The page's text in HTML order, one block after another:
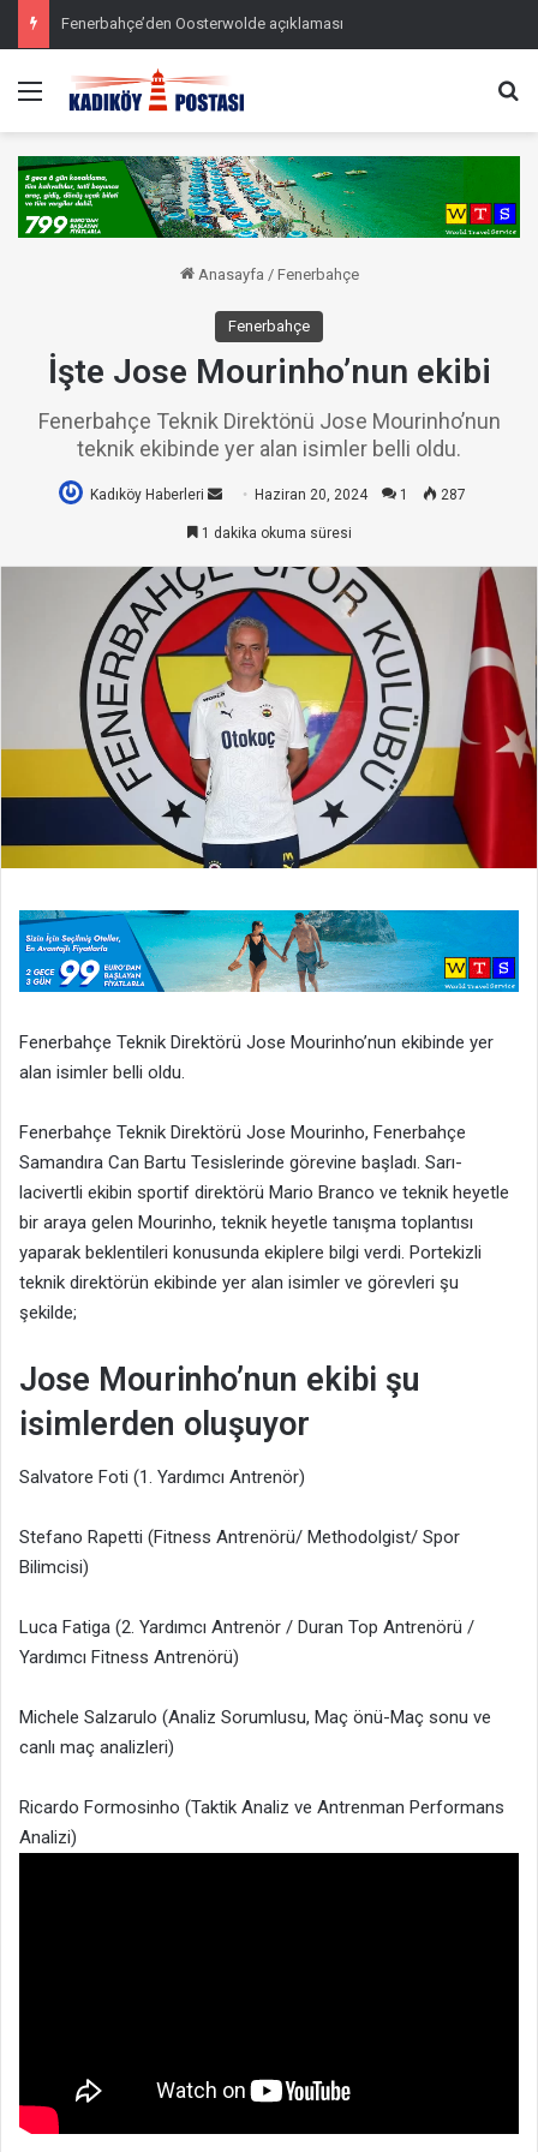
Fenerbahçe’den Oosterwolde açıklaması
Menü
Anasayfa / Fenerbahçe
Fenerbahçe
İşte Jose Mourinho’nun ekibi
Fenerbahçe Teknik Direktönü Jose Mourinho’nun
teknik ekibinde yer alan isimler belli oldu.
Kadıköy Haberleri
Bir
e-
göndermek
Haziran 20, 2024 1 287
1 dakika okuma süresi
Fenerbahçe Teknik Direktörü Jose Mourinho’nun ekibinde yer
alan isimler belli oldu.
Fenerbahçe Teknik Direktörü Jose Mourinho, Fenerbahçe
Samandıra Can Bartu Tesislerinde görevine başladı. Sarı-
lacivertli ekibin sportif direktörü Mario Branco ve teknik heyetle
bir araya gelen Mourinho, teknik heyetle tanışma toplantısı
yaparak beklentileri konusunda ekiplere bilgi verdi. Portekizli
teknik direktörün ekibinde yer alan isimler ve görevleri şu
şekilde;
Jose Mourinho’nun ekibi şu
isimlerden oluşuyor
Salvatore Foti (1. Yardımcı Antrenör)
Stefano Rapetti (Fitness Antrenörü/ Methodolgist/ Spor
Bilimcisi)
Luca Fatiga (2. Yardımcı Antrenör / Duran Top Antrenörü /
Yardımcı Fitness Antrenörü)
Michele Salzarulo (Analiz Sorumlusu, Maç önü-Maç sonu ve
canlı maç analizleri)
Ricardo Formosinho (Taktik Analiz ve Antrenman Performans
Analizi)